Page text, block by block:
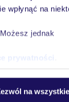
wpłynąć na
jednak
prywatności
na wszystkie
i za